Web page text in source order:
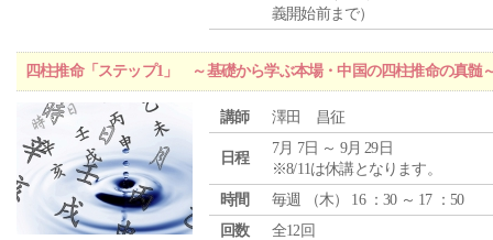
義開始前まで）
四柱推命「ステップ1」 ～基礎から学ぶ本場・中国の四柱推命の真髄
講師 澤田 昌征
日程
7月 7日 ～ 9月 29日
※8/11は休講となります。
時間
毎週 （木） 16 ：30 ～ 17 ：50
回数
全12回